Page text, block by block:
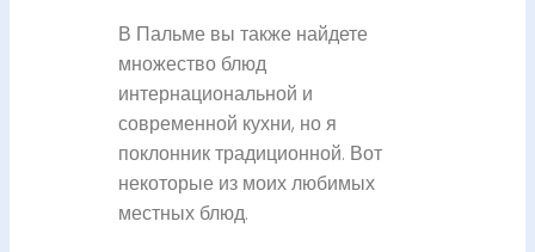
В Пальме вы также найдете
множество блюд
интернациональной и
современной кухни, но я
поклонник традиционной. Вот
некоторые из моих любимых
местных блюд.